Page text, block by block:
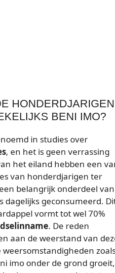
HONDERDJARIGEN
BENI IMO?
in studies over
, en het is geen verrassing
het eiland hebben een
van honderdjarigen ter
belangrijk onderdeel van
dagelijks geconsumeerd.
vormt tot wel 70%
. De reden
aan de weerstand van
imo onder de grond groeit,